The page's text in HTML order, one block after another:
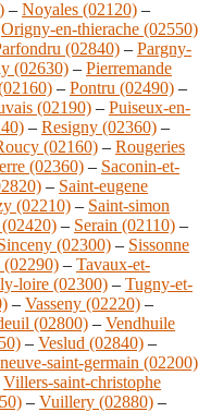
– Noyales (02120) –
Origny-en-thierache (02550)
(02840) – Pargny-
(02630) – Pierremande
– Pontru (02490) –
(02190) – Puiseux-en-
– Resigny (02360) –
(02160) – Rougeries
(02360) – Saconin-et-
– Saint-eugene
(02210) – Saint-simon
(02420) – Serain (02110) –
(02300) – Sissonne
(02290) – Tavaux-et-
loire (02300) – Tugny-et-
– Vasseny (02220) –
(02800) – Vendhuile
– Veslud (02840) –
saint-germain (02200)
Villers-saint-christophe
– Vuillery (02880) –